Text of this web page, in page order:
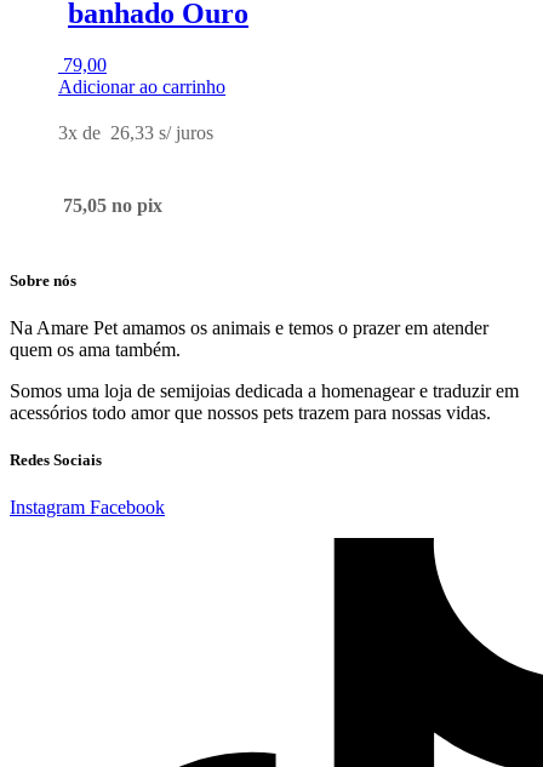
banhado Ouro
79,00
Adicionar ao carrinho
3x de 26,33 s/ juros
75,05 no pix
Sobre nós
Na Amare Pet amamos os animais e temos o prazer em atender
quem os ama também.
Somos uma loja de semijoias dedicada a homenagear e traduzir em
acessórios todo amor que nossos pets trazem para nossas vidas.
Redes Sociais
Instagram Facebook